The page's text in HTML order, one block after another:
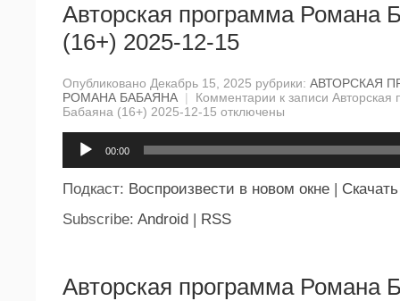
Авторская программа Романа
(16+) 2025-12-15
Опубликовано Декабрь 15, 2025 рубрики: АВТОРСКАЯ
РОМАНА БАБАЯНА | Комментарии к записи
Бабаяна (16+) 2025-12-15 отключены
00:00
Подкаст: Воспроизвести в новом окне | Скачать
Subscribe: Android | RSS
Авторская программа Романа